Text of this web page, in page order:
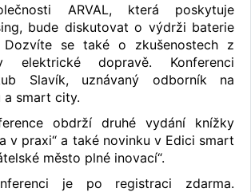
ARVAL, která poskytuje
bude diskutovat o výdrži baterie
Dozvíte se také o zkušenostech z
elektrické dopravě. Konferenci
Slavík, uznávaný odborník na
smart city.
obdrží druhé vydání knížky
v praxi“ a také novinku v Edici smart
město plné inovací“.
je po registraci zdarma.